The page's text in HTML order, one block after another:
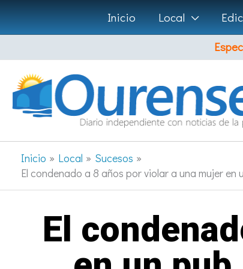
Ir
al
contenido
Inicio Local
Inicio Local
Sucesos
El condenado a 8 años por violar a una mujer
El